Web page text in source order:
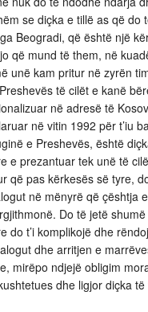
se diçka e tillë as që do
Beogradi, që është një
që mund të them, në
unë kam pritur në zyrën
të cilët e kanë
në adresë të
në vitin 1992 për t’iu
e Preshevës, është
e prezantuar tek unë të
që pas kërkesës së tyre,
në mënyrë që çështja
Do të jetë
do t’i komplikojë dhe
dhe arritjen e
mirëpo ndjejë obligim
dhe ligjor diçka